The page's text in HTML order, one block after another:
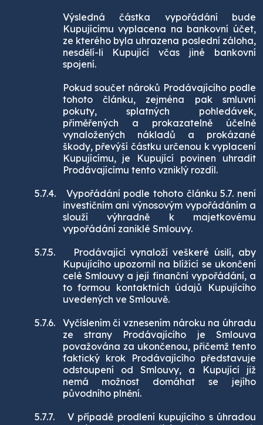
Výsledná částka vypořádání bude
Kupujícímu vyplacena na bankovní účet,
ze kterého byla uhrazena poslední záloha,
nesdělí-li Kupující včas jiné bankovní
spojení.
Pokud součet nároků Prodávajícího podle
tohoto článku, zejména pak smluvní
pokuty, splatných pohledávek,
přiměřených a prokazatelně účelně
vynaložených nákladů a prokázané
škody, převýší částku určenou k vyplacení
Kupujícímu, je Kupující povinen uhradit
Prodávajícímu tento vzniklý rozdíl.
5.7.4.
Vypořádání podle tohoto článku 5.7. není
investičním ani výnosovým vypořádáním a
slouží výhradně k majetkovému
vypořádání zaniklé Smlouvy.
5.7.5.
Prodávající vynaloží veškeré úsilí, aby
Kupujícího upozornil na blížící se ukončení
celé Smlouvy a její finanční vypořádání, a
to formou kontaktních údajů Kupujícího
uvedených ve Smlouvě.
5.7.6.
Vyčíslením či vznesením nároku na úhradu
ze strany Prodávajícího je Smlouva
považována za ukončenou, přičemž tento
faktický krok Prodávajícího představuje
odstoupení od Smlouvy, a Kupující již
nemá možnost domáhat se jejího
původního plnění.
5.7.7.
V případě prodlení kupujícího s úhradou